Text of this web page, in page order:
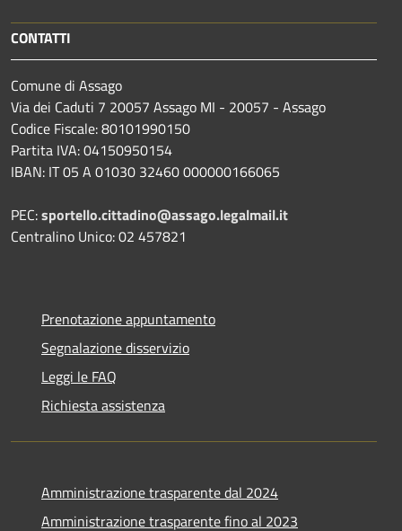
CONTATTI
Comune di Assago
Via dei Caduti 7 20057 Assago MI - 20057 - Assago
Codice Fiscale: 80101990150
Partita IVA: 04150950154
IBAN: IT 05 A 01030 32460 000000166065
PEC:sportello.cittadino@assago.legalmail.it
Centralino Unico: 02 457821
Prenotazione appuntamento
Segnalazione disservizio
Leggi le FAQ
Richiesta assistenza
Amministrazione trasparente dal 2024
Amministrazione trasparente fino al 2023